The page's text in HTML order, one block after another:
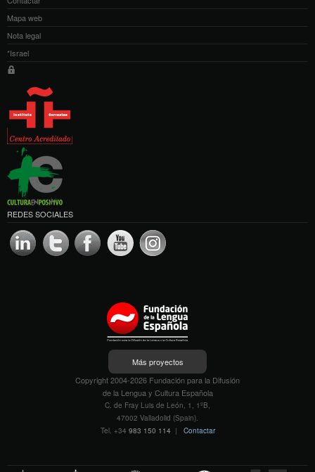
Mapa web
Nota legal
*Israel
REDES SOCIALES
Más proyectos
Copyright 2004-2026 Fundación para la Difusión
de la Lengua y Cultura Española
C. de Fray Luis de León, 1, 1ºB,
47002 Valladolid (Spain).
Tel. +34 983 150 114 | Contactar